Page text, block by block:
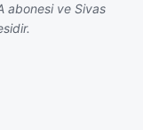
abonesi ve Sivas